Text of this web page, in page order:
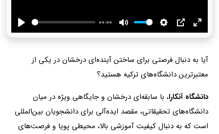
Play
00:00
Mute Settings
PIP Enter
آیا به دنبال فرصتی برای ساختن آینده‌ای درخشان در یکی از
معتبرترین دانشگاه‌های ترکیه هستید؟
دانشگاه آنکارا، با سابقه‌ای درخشان و جایگاهی ویژه در میان
دانشگاه‌های تحقیقاتی، مقصد ایده‌آلی برای دانشجویان بین‌المللی
است که به دنبال کیفیت آموزشی بالا، محیطی پویا و فرصت‌های